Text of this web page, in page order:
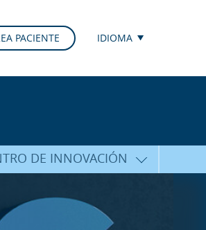
PACIENTE IDIOMA
DE INNOVACIÓN
CURSOS Y CONFERENCIAS